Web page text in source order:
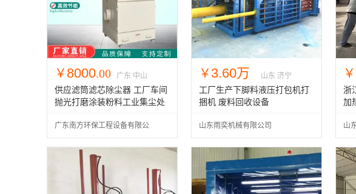
￥ 8000.00 广东 中山
供应滤筒滤芯除尘器 工厂车间
抛光打磨涂装粉料工业集尘处
广东南方环保工程设备有限公
￥ 3.60万 山东 济宁
工厂生产下脚料液压打包机打
捆机 废料回收设备
山东雨奕机械有限公司
￥
浙
加
山
限